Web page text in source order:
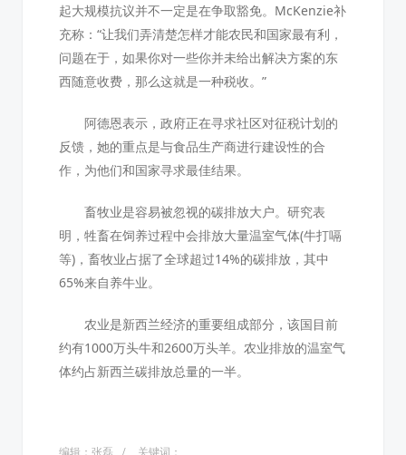
起大规模抗议并不一定是在争取豁免。McKenzie补
充称：“让我们弄清楚怎样才能农民和国家最有利，
问题在于，如果你对一些你并未给出解决方案的东
西随意收费，那么这就是一种税收。”
阿德恩表示，政府正在寻求社区对征税计划的
反馈，她的重点是与食品生产商进行建设性的合
作，为他们和国家寻求最佳结果。
畜牧业是容易被忽视的碳排放大户。研究表
明，牲畜在饲养过程中会排放大量温室气体(牛打嗝
等)，畜牧业占据了全球超过14%的碳排放，其中
65%来自养牛业。
农业是新西兰经济的重要组成部分，该国目前
约有1000万头牛和2600万头羊。农业排放的温室气
体约占新西兰碳排放总量的一半。
编辑：张磊 关键词：